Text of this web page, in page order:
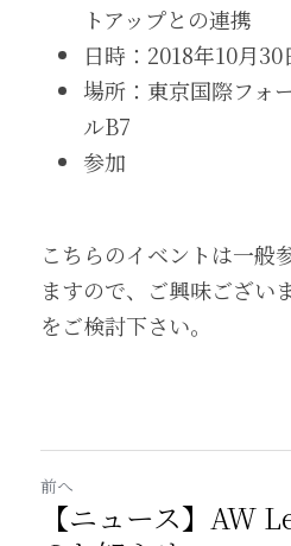
トアップとの連携
日時：2018年10月
場所：東京国際フォ
ルB7
参加
こちらのイベントは一般
ますので、ご興味ござい
をご検討下さい。
前へ
【ニュース】AW